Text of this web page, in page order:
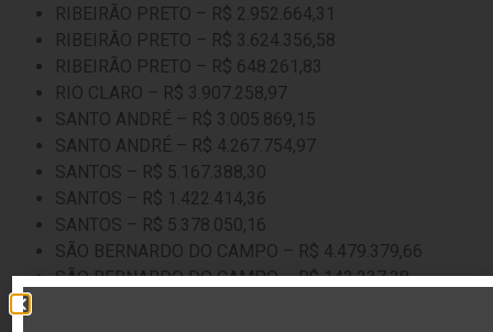
RIBEIRÃO PRETO – R$ 2.952.664,31
RIBEIRÃO PRETO – R$ 3.624.356,58
RIBEIRÃO PRETO – R$ 648.261,83
RIO CLARO – R$ 3.907.258,97
SANTO ANDRÉ – R$ 3.005.869,15
SANTO ANDRÉ – R$ 4.267.754,97
SANTOS – R$ 5.167.388,30
SANTOS – R$ 1.422.414,36
SANTOS – R$ 5.378.050,16
SÃO BERNARDO DO CAMPO – R$ 4.479.379,66
SÃO BERNARDO DO CAMPO – R$ 143.237,38